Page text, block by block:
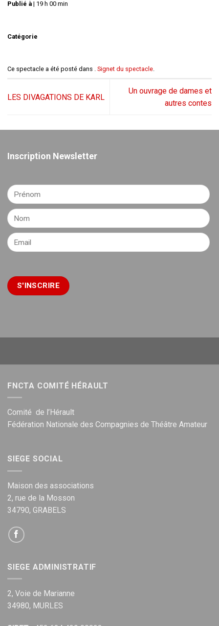
Publié à | 19 h 00 min
Catégorie
Ce spectacle a été posté dans . Signet du spectacle.
LES DIVAGATIONS DE KARL
Un ouvrage de dames et
autres contes
Inscription Newsletter
FNCTA COMITÉ HÉRAULT
Comité de l’Hérault
Fédération Nationale des Compagnies de Théâtre Amateur
SIEGE SOCIAL
Maison des associations
2, rue de la Mosson
34790, GRABELS
SIEGE ADMINISTRATIF
2, Voie de Marianne
34980, MURLES